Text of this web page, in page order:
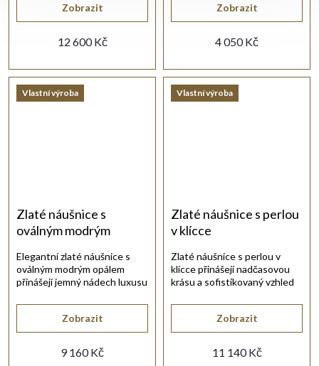
12 600 Kč
Zobrazit
4 050 Kč
Zobrazit
Vlastní výroba
Zlaté náušnice s
oválným modrým
9 160 Kč
Zobrazit
Elegantní zlaté náušnice s
oválným modrým opálem
přinášejí jemný nádech luxusu
Vlastní výroba
Zlaté náušnice s perlou
v klícce
11 140 Kč
Zobrazit
Zlaté náušnice s perlou v
klícce přinášejí nadčasovou
krásu a sofistikovaný vzhled